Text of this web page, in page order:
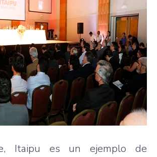
Itaipu es un ejemplo de